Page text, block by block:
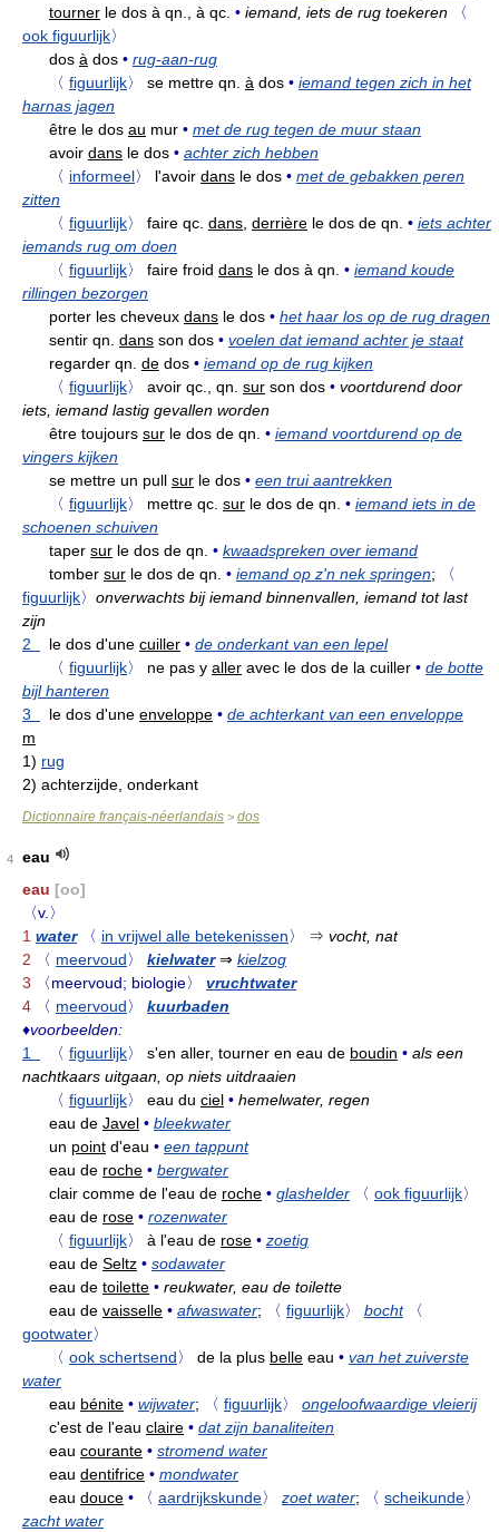
tourner le dos à qn., à qc. • iemand, iets de rug toekeren
〈
ook figuurlijk〉
dos à dos • rug-aan-rug
〈 figuurlijk〉 se mettre qn. à dos • iemand tegen zich in het
harnas jagen
être le dos au mur • met de rug tegen de muur staan
avoir dans le dos • achter zich hebben
〈 informeel〉 l'avoir dans le dos • met de gebakken peren
zitten
〈 figuurlijk〉 faire qc. dans, derrière le dos de qn. • iets achter
iemands rug om doen
〈 figuurlijk〉 faire froid dans le dos à qn. • iemand koude
rillingen bezorgen
porter les cheveux dans le dos • het haar los op de rug dragen
sentir qn. dans son dos • voelen dat iemand achter je staat
regarder qn. de dos • iemand op de rug kijken
〈 figuurlijk〉 avoir qc., qn. sur son dos • voortdurend door
iets, iemand lastig gevallen worden
être toujours sur le dos de qn. • iemand voortdurend op de
vingers kijken
se mettre un pull sur le dos • een trui aantrekken
〈 figuurlijk〉 mettre qc. sur le dos de qn. • iemand iets in de
schoenen schuiven
taper sur le dos de qn. • kwaadspreken over iemand
tomber sur le dos de qn. • iemand op z'n nek springen;
〈
figuurlijk〉 onverwachts bij iemand binnenvallen, iemand tot last
zijn
2
le dos d'une cuiller • de onderkant van een lepel
〈 figuurlijk〉 ne pas y aller avec le dos de la cuiller • de botte
bijl hanteren
3
le dos d'une enveloppe • de achterkant van een enveloppe
m
1) rug
2) achterzijde, onderkant
Dictionnaire français-néerlandais > dos
4
eau
eau [oo]
〈v.〉
1 water 〈 in vrijwel alle betekenissen〉 ⇒ vocht, nat
2
〈 meervoud〉 kielwater⇒ kielzog
3
〈meervoud; biologie〉
vruchtwater
4
〈 meervoud〉
kuurbaden
♦voorbeelden:
1
〈 figuurlijk〉 s'en aller, tourner en eau de boudin • als een
nachtkaars uitgaan, op niets uitdraaien
〈 figuurlijk〉 eau du ciel • hemelwater, regen
eau de Javel • bleekwater
un point d'eau • een tappunt
eau de roche • bergwater
clair comme de l'eau de roche • glashelder 〈 ook figuurlijk〉
eau de rose • rozenwater
〈 figuurlijk〉 à l'eau de rose • zoetig
eau de Seltz • sodawater
eau de toilette • reukwater, eau de toilette
eau de vaisselle • afwaswater; 〈 figuurlijk〉 bocht
〈
gootwater〉
〈 ook schertsend〉 de la plus belle eau • van het zuiverste
water
eau bénite • wijwater; 〈 figuurlijk〉
ongeloofwaardige vleierij
c'est de l'eau claire • dat zijn banaliteiten
eau courante • stromend water
eau dentifrice • mondwater
eau douce • 〈 aardrijkskunde〉 zoet water; 〈 scheikunde〉
zacht water